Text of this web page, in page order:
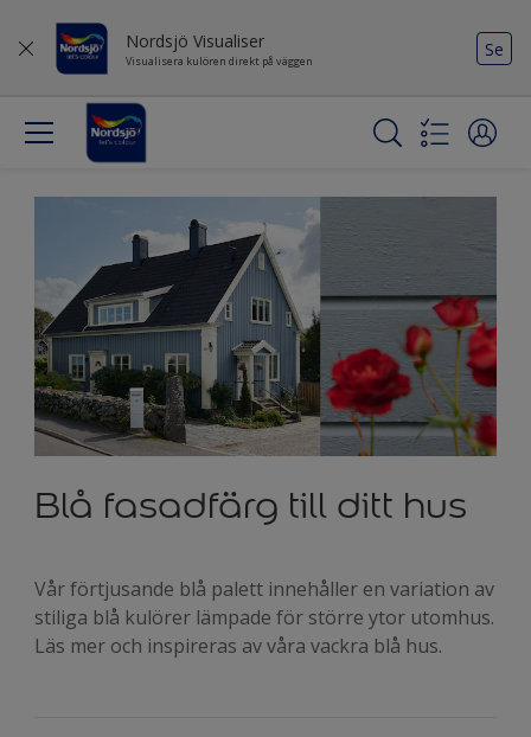
Nordsjö Visualiser
Visualisera kulören direkt på väggen
Se
Blå fasadfärg till ditt hus
Vår förtjusande blå palett innehåller en variation av
stiliga blå kulörer lämpade för större ytor utomhus.
Läs mer och inspireras av våra vackra blå hus.